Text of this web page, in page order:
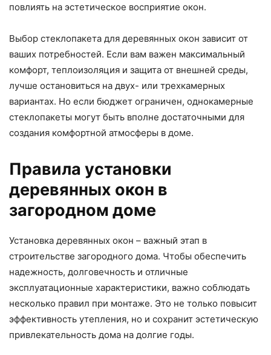
повлиять на эстетическое восприятие окон.
Выбор стеклопакета для деревянных окон зависит от
ваших потребностей. Если вам важен максимальный
комфорт, теплоизоляция и защита от внешней среды,
лучше остановиться на двух- или трехкамерных
вариантах. Но если бюджет ограничен, однокамерные
стеклопакеты могут быть вполне достаточными для
создания комфортной атмосферы в доме.
Правила установки
деревянных окон в
загородном доме
Установка деревянных окон – важный этап в
строительстве загородного дома. Чтобы обеспечить
надежность, долговечность и отличные
эксплуатационные характеристики, важно соблюдать
несколько правил при монтаже. Это не только повысит
эффективность утепления, но и сохранит эстетическую
привлекательность дома на долгие годы.